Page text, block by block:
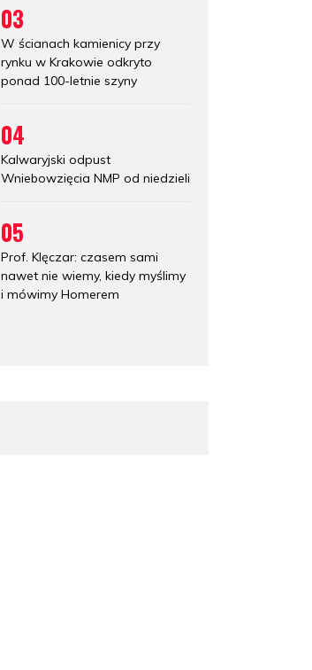
03
W ścianach kamienicy przy
rynku w Krakowie odkryto
ponad 100-letnie szyny
04
Kalwaryjski odpust
Wniebowzięcia NMP od niedzieli
05
Prof. Klęczar: czasem sami
nawet nie wiemy, kiedy myślimy
i mówimy Homerem